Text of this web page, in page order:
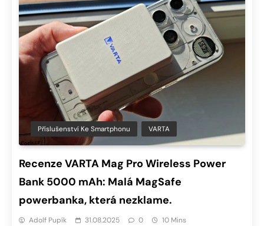
Příslušenství Ke Smartphonu VARTA
Recenze VARTA Mag Pro Wireless Power
Bank 5000 mAh: Malá MagSafe
powerbanka, která nezklame.
Adolf Pupík 31.08.2025 0 10 Mins